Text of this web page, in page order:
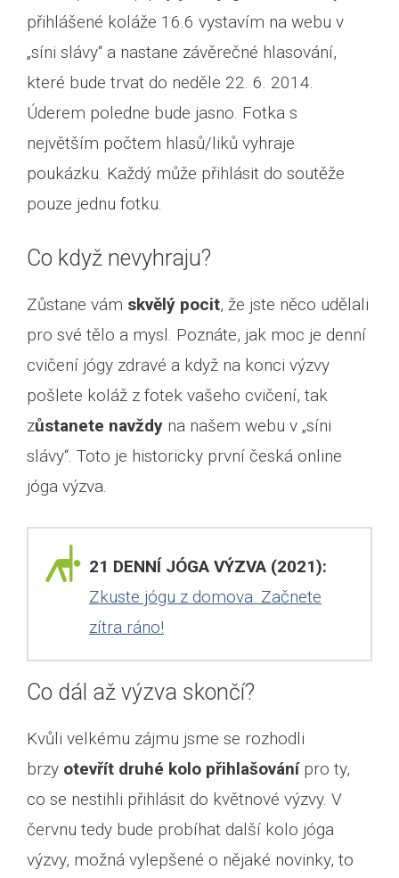
přihlášené koláže 16.6 vystavím na webu v
„síni slávy“ a nastane závěrečné hlasování,
které bude trvat do neděle 22. 6. 2014.
Úderem poledne bude jasno. Fotka s
největším počtem hlasů/liků vyhraje
poukázku. Každý může přihlásit do soutěže
pouze jednu fotku.
Co když nevyhraju?
Zůstane vám skvělý pocit, že jste něco udělali
pro své tělo a mysl. Poznáte, jak moc je denní
cvičení jógy zdravé a když na konci výzvy
pošlete koláž z fotek vašeho cvičení, tak
zůstanete navždy na našem webu v „síni
slávy“. Toto je historicky první česká online
jóga výzva.
21 DENNÍ JÓGA VÝZVA (2021):
Zkuste jógu z domova. Začnete
zítra ráno!
Co dál až výzva skončí?
Kvůli velkému zájmu jsme se rozhodli
brzy otevřít druhé kolo přihlašovánípro ty,
co se nestihli přihlásit do květnové výzvy. V
červnu tedy bude probíhat další kolo jóga
výzvy, možná vylepšené o nějaké novinky, to